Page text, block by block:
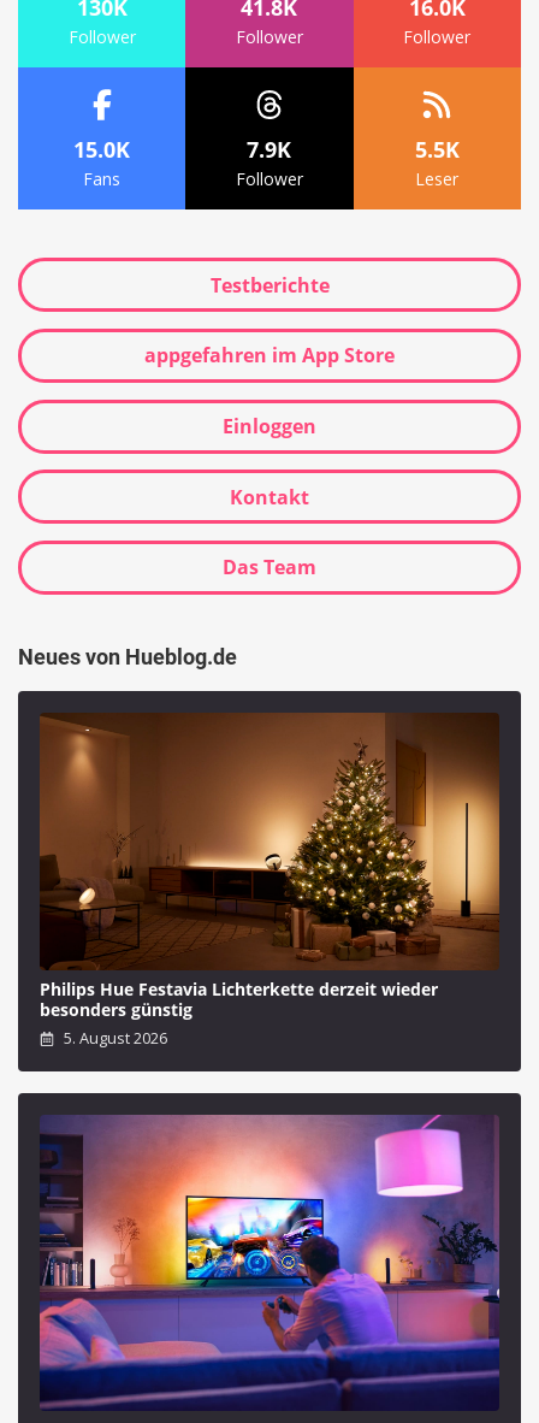
130K
Follower
41.8K
Follower
16.0K
Follower
15.0K
Fans
7.9K
Follower
5.5K
Leser
Testberichte
appgefahren im App Store
Einloggen
Kontakt
Das Team
Neues von Hueblog.de
Philips Hue Festavia Lichterkette derzeit wieder
besonders günstig
5. August 2026